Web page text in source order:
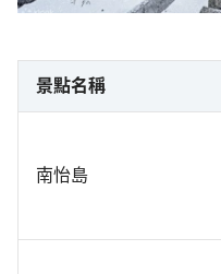
景點名稱
南怡島